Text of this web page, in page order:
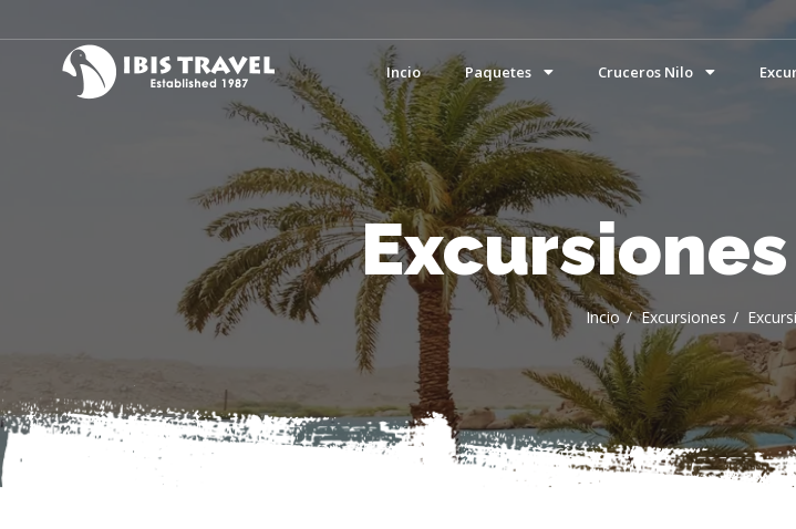
Incio Paquetes Cruceros Nilo
Incio Excursiones